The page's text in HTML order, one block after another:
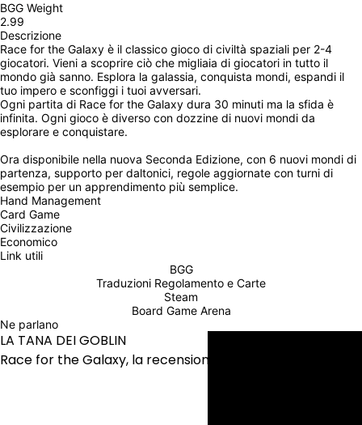
BGG Weight
2.99
Descrizione
Race for the Galaxy‎‎ è il classico gioco di civiltà spaziali per 2-4
giocatori. Vieni a scoprire ciò che migliaia di giocatori in tutto il
mondo già sanno. Esplora la galassia, conquista mondi, espandi il
tuo impero e sconfiggi i tuoi avversari.‎
Ogni partita di ‎‎Race for the Galaxy‎‎ dura 30 minuti ma la sfida è
infinita. Ogni gioco è diverso con dozzine di nuovi mondi da
esplorare e conquistare.‎
‎Ora disponibile nella nuova Seconda Edizione, con 6 nuovi mondi di
partenza, supporto per daltonici, regole aggiornate con turni di
esempio per un apprendimento più semplice.‎
Hand Management
Card Game
Civilizzazione
Economico
Link utili
BGG
Traduzioni Regolamento e Carte
Steam
Board Game Arena
Ne parlano
LA TANA DEI GOBLIN
Race for the Galaxy, la recensione